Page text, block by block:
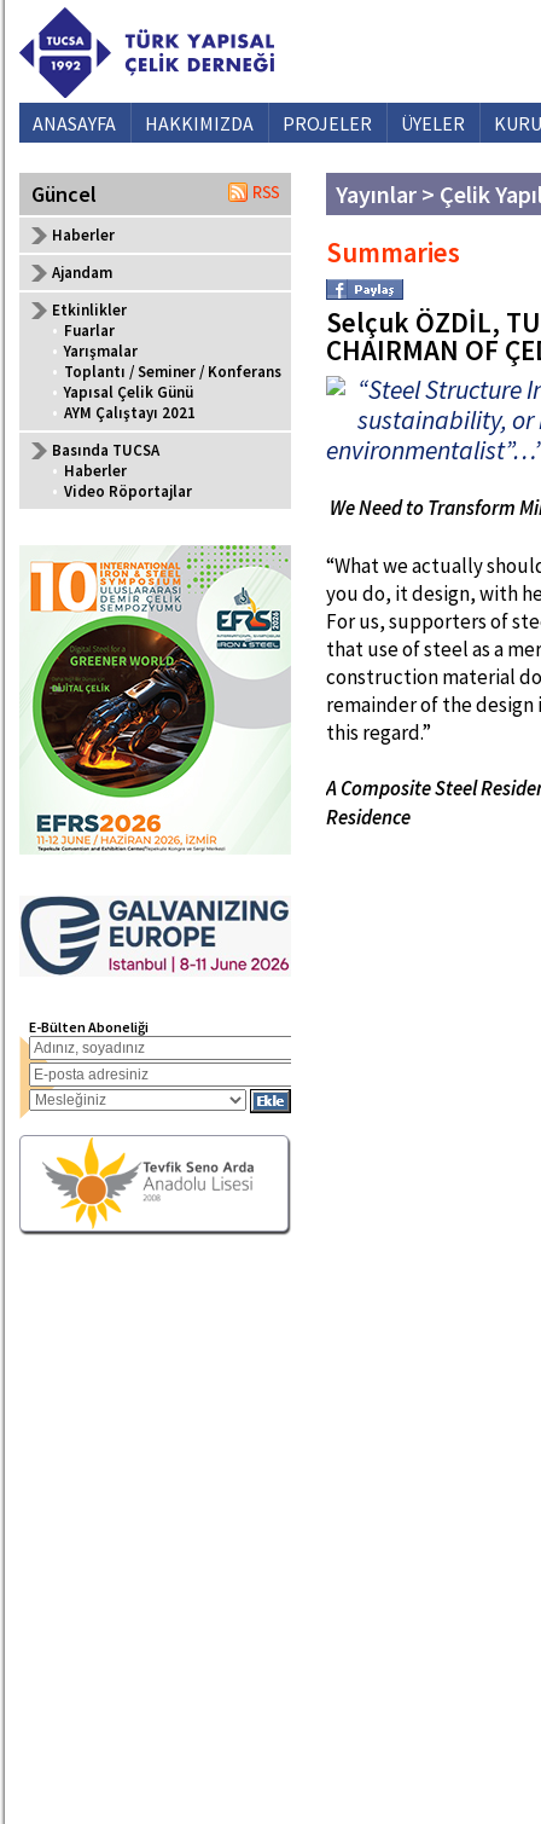
ANASAYFA HAKKIMIZDA PROJELER ÜYELER
Güncel
Haberler
Ajandam
Etkinlikler
• Fuarlar
• Yarışmalar
• Toplantı / Seminer / Konferans
• Yapısal Çelik Günü
• AYM Çalıştayı 2021
Basında TUCSA
• Haberler
• Video Röportajlar
E-Bülten Aboneliği
Yayınlar > Çelik
Summaries
Selçuk ÖZDİL,
CHAIRMAN OF
“Steel Structure
sustainability, or
We Need to Transform
“What we actually
you do, it design, with
For us, supporters of
that use of steel as a
construction material
remainder of the design
this regard.”
A Composite Steel
Residence